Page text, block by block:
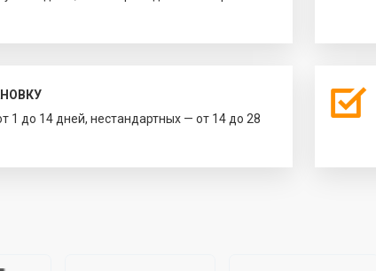
1 до 14 дней, нестандартных — от 14 до 28